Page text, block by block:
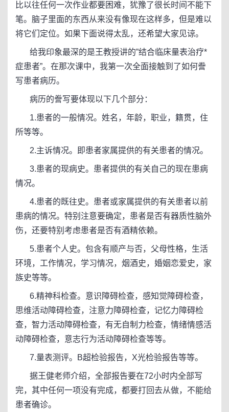
比以往任何一次作业都要困难，犹豫了很长时间不能下
笔。脑子里面的东西从来没有像现在这样多，但是难以
将它们定位。如果下面说得太乱，还希望大家见谅。
给我印象最深的是王教授讲的”结合临床量表治疗*
症患者”。在那次课中，我第一次全面接触到了如何誊
写患者病历。
病历的誊写要体现以下几个部分：
1.患者的一般情况。姓名，年龄，职业，籍贯，住
所等等。
2.主诉情况。即患者家属提供的有关患者的情况。
3.患者的现病史。患者提供的有关自己的现在患病
情况。
4.患者的既往史。患者或家属提供的有关患者以前
患病的情况。特别注意要确定，患者是否有器质性脑外
伤，还要特别考虑患者是否有酒精依赖。
5.患者个人史。包含有顺产与否，父母性格，生活
环境，工作情况，学习情况，烟酒史，婚姻恋爱史，家
族史等等。
6.精神科检查。意识障碍检查，感知觉障碍检查，
思维活动障碍检查，注意力障碍检查，记忆力障碍检
查，智力活动障碍检查，有无自制力检查，情绪情感活
动障碍检查，意志行为活动障碍检查等等。
7.量表测评。B超检验报告，X光检验报告等等。
据王健老师介绍，全部报告要在72小时内全部写
完，其中任何一项没有完成，都要打回去从做，不能给
患者确诊。